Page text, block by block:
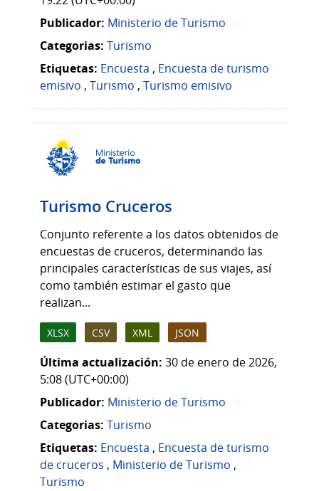
Publicador: Ministerio de Turismo
Categorias: Turismo
Etiquetas: Encuesta , Encuesta de turismo
emisivo , Turismo , Turismo emisivo
Turismo Cruceros
Conjunto referente a los datos obtenidos de
encuestas de cruceros, determinando las
principales características de sus viajes, así
como también estimar el gasto que
realizan...
XLSX CSV XML JSON
Última actualización: 30 de enero de 2026,
5:08 (UTC+00:00)
Publicador: Ministerio de Turismo
Categorias: Turismo
Etiquetas: Encuesta , Encuesta de turismo
de cruceros , Ministerio de Turismo ,
Turismo